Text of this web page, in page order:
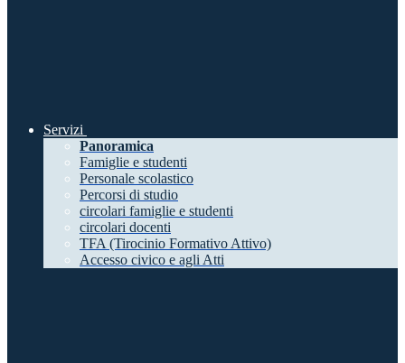
Servizi
Panoramica
Famiglie e studenti
Personale scolastico
Percorsi di studio
circolari famiglie e studenti
circolari docenti
TFA (Tirocinio Formativo Attivo)
Accesso civico e agli Atti